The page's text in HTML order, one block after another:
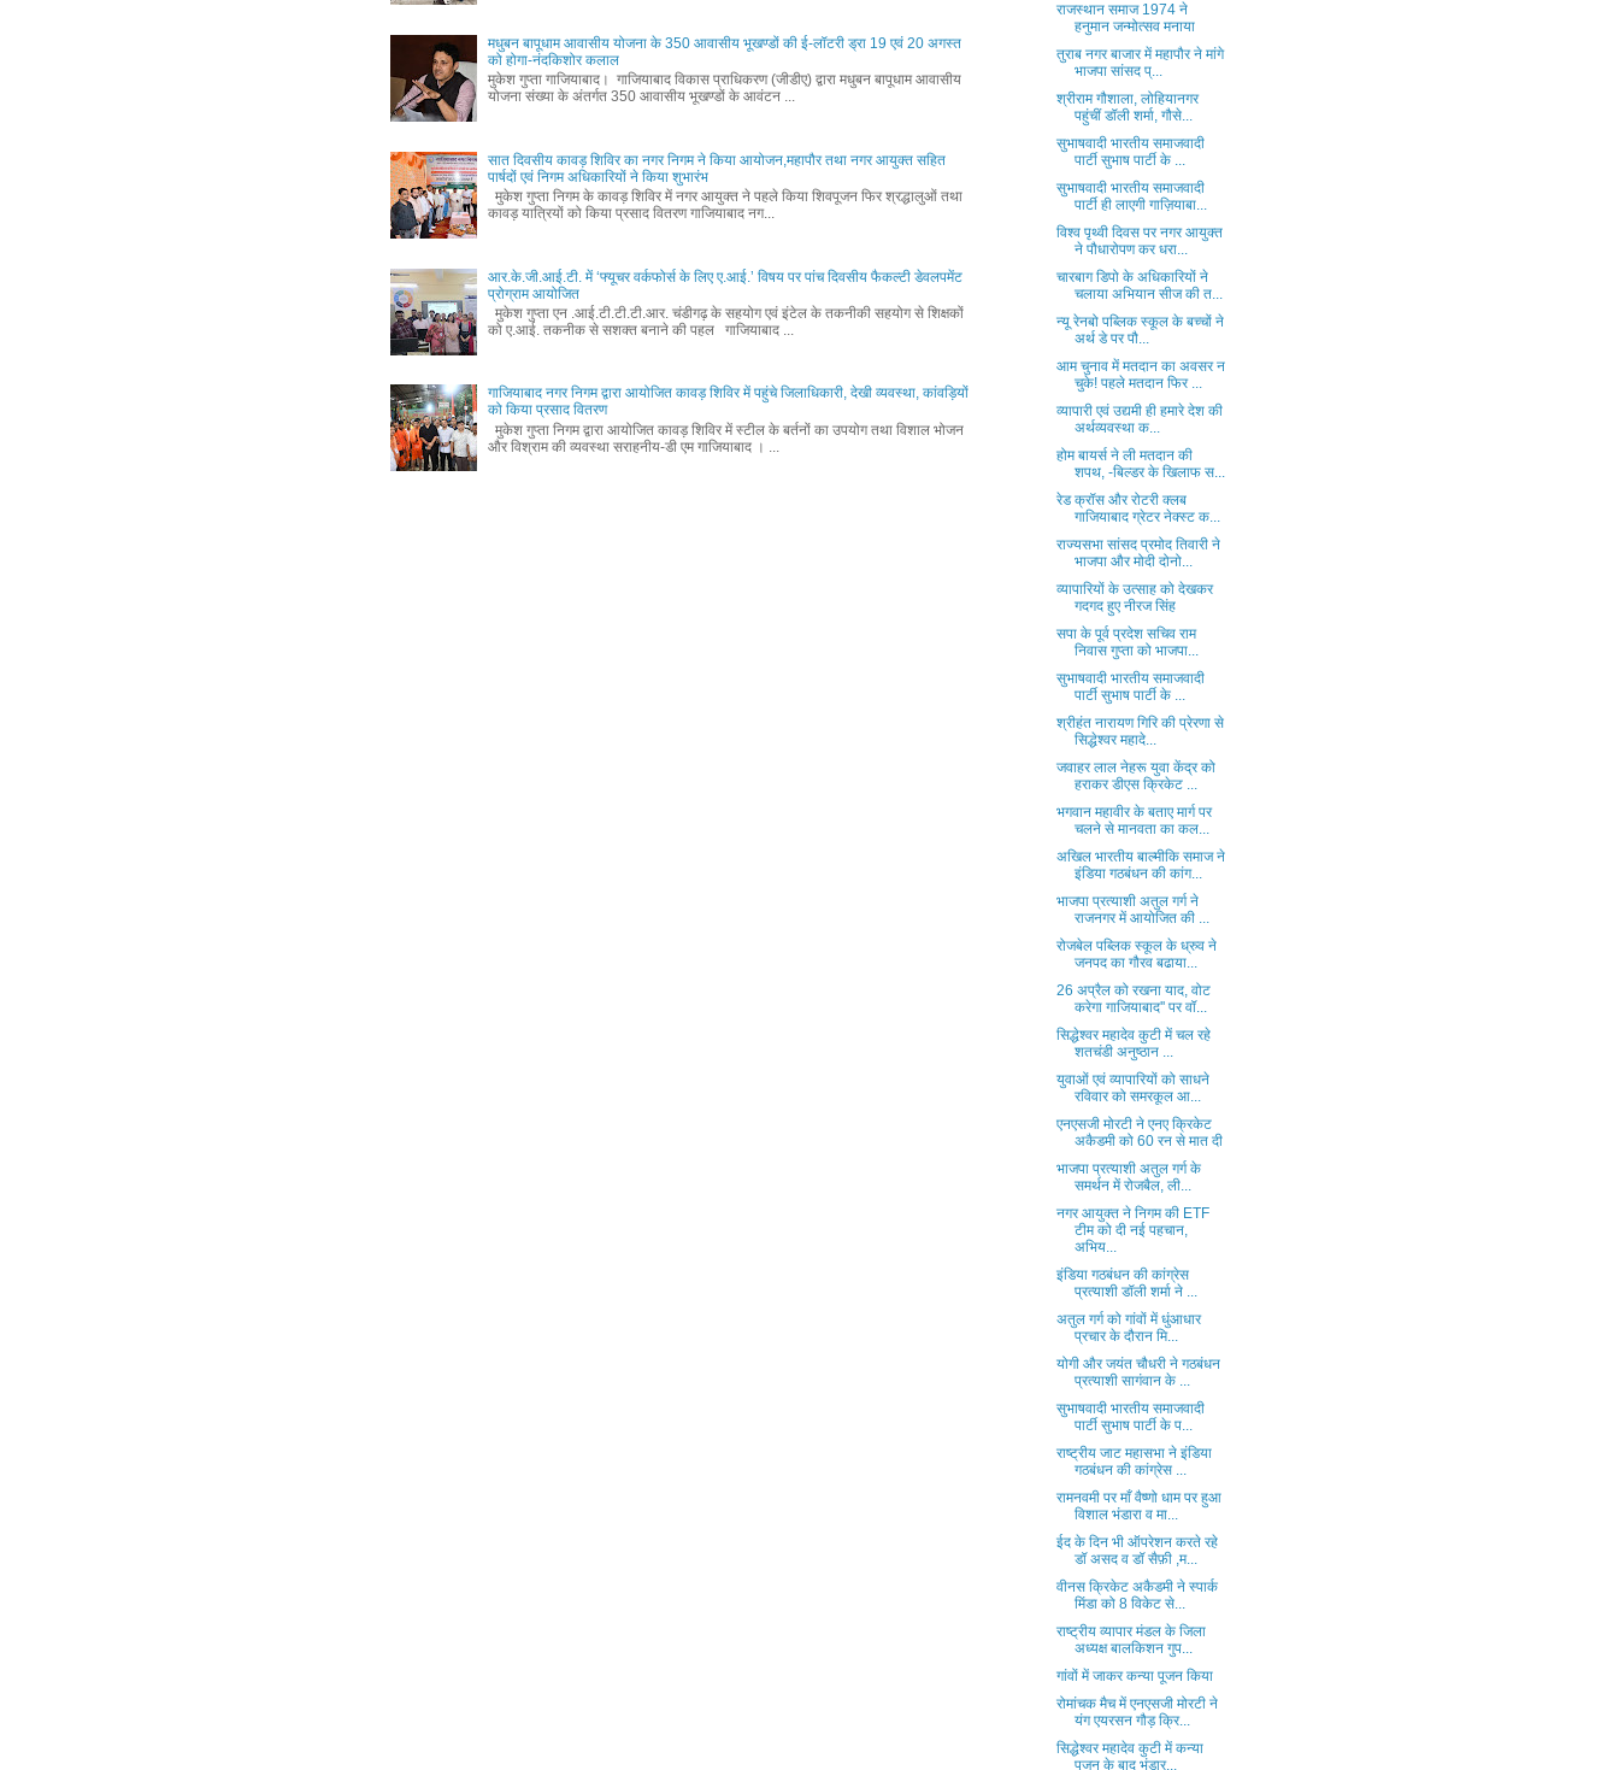
मधुबन बापूधाम आवासीय योजना के 350 आवासीय भूखण्डों की ई-लॉटरी ड्रा 19 एवं 20 अगस्त
को होगा-नंदकिशोर कलाल
मुकेश गुप्ता गाजियाबाद। गाजियाबाद विकास प्राधिकरण (जीडीए) द्वारा मधुबन बापूधाम आवासीय
योजना संख्या के अंतर्गत 350 आवासीय भूखण्डों के आवंटन ...
सात दिवसीय कावड़ शिविर का नगर निगम ने किया आयोजन,महापौर तथा नगर आयुक्त सहित
पार्षदों एवं निगम अधिकारियों ने किया शुभारंभ
मुकेश गुप्ता निगम के कावड़ शिविर में नगर आयुक्त ने पहले किया शिवपूजन फिर श्रद्धालुओं तथा
कावड़ यात्रियों को किया प्रसाद वितरण गाजियाबाद नग...
आर.के.जी.आई.टी. में ‘फ्यूचर वर्कफोर्स के लिए ए.आई.’ विषय पर पांच दिवसीय फैकल्टी डेवलपमेंट
प्रोग्राम आयोजित
मुकेश गुप्ता एन .आई.टी.टी.टी.आर. चंडीगढ़ के सहयोग एवं इंटेल के तकनीकी सहयोग से शिक्षकों
को ए.आई. तकनीक से सशक्त बनाने की पहल गाजियाबाद ...
गाजियाबाद नगर निगम द्वारा आयोजित कावड़ शिविर में पहुंचे जिलाधिकारी, देखी व्यवस्था, कांवड़ियों
को किया प्रसाद वितरण
मुकेश गुप्ता निगम द्वारा आयोजित कावड़ शिविर में स्टील के बर्तनों का उपयोग तथा विशाल भोजन
और विश्राम की व्यवस्था सराहनीय-डी एम गाजियाबाद । ...
राजस्थान समाज 1974 ने
हनुमान जन्मोत्सव मनाया
तुराब नगर बाजार में महापौर ने मांगे
भाजपा सांसद प्...
श्रीराम गौशाला, लोहियानगर
पहुंचीं डॉली शर्मा, गौसे...
सुभाषवादी भारतीय समाजवादी
पार्टी सुभाष पार्टी के ...
सुभाषवादी भारतीय समाजवादी
पार्टी ही लाएगी गाज़ियाबा...
विश्व पृथ्वी दिवस पर नगर आयुक्त
ने पौधारोपण कर धरा...
चारबाग डिपो के अधिकारियों ने
चलाया अभियान सीज की त...
न्यू रेनबो पब्लिक स्कूल के बच्चों ने
अर्थ डे पर पौ...
आम चुनाव में मतदान का अवसर न
चुके! पहले मतदान फिर ...
व्यापारी एवं उद्यमी ही हमारे देश की
अर्थव्यवस्था क...
होम बायर्स ने ली मतदान की
शपथ, -बिल्डर के खिलाफ स...
रेड क्रॉस और रोटरी क्लब
गाजियाबाद ग्रेटर नेक्स्ट क...
राज्यसभा सांसद प्रमोद तिवारी ने
भाजपा और मोदी दोनो...
व्यापारियों के उत्साह को देखकर
गदगद हुए नीरज सिंह
सपा के पूर्व प्रदेश सचिव राम
निवास गुप्ता को भाजपा...
सुभाषवादी भारतीय समाजवादी
पार्टी सुभाष पार्टी के ...
श्रीहंत नारायण गिरि की प्रेरणा से
सिद्धेश्वर महादे...
जवाहर लाल नेहरू युवा केंद्र को
हराकर डीएस क्रिकेट ...
भगवान महावीर के बताए मार्ग पर
चलने से मानवता का कल...
अखिल भारतीय बाल्मीकि समाज ने
इंडिया गठबंधन की कांग...
भाजपा प्रत्याशी अतुल गर्ग ने
राजनगर में आयोजित की ...
रोजबेल पब्लिक स्कूल के ध्रुव ने
जनपद का गौरव बढाया...
26 अप्रैल को रखना याद, वोट
करेगा गाजियाबाद'' पर वॉ...
सिद्धेश्वर महादेव कुटी में चल रहे
शतचंडी अनुष्ठान ...
युवाओं एवं व्यापारियों को साधने
रविवार को समरकूल आ...
एनएसजी मोरटी ने एनए क्रिकेट
अकैडमी को 60 रन से मात दी
भाजपा प्रत्याशी अतुल गर्ग के
समर्थन में रोजबैल, ली...
नगर आयुक्त ने निगम की ETF
टीम को दी नई पहचान,
अभिय...
इंडिया गठबंधन की कांग्रेस
प्रत्याशी डॉली शर्मा ने ...
अतुल गर्ग को गांवों में धुंआधार
प्रचार के दौरान मि...
योगी और जयंत चौधरी ने गठबंधन
प्रत्याशी सागंवान के ...
सुभाषवादी भारतीय समाजवादी
पार्टी सुभाष पार्टी के प...
राष्ट्रीय जाट महासभा ने इंडिया
गठबंधन की कांग्रेस ...
रामनवमी पर माँ वैष्णो धाम पर हुआ
विशाल भंडारा व मा...
ईद के दिन भी ऑपरेशन करते रहे
डॉ असद व डॉ सैफ़ी ,म...
वीनस क्रिकेट अकैडमी ने स्पार्क
मिंडा को 8 विकेट से...
राष्ट्रीय व्यापार मंडल के जिला
अध्यक्ष बालकिशन गुप...
गांवों में जाकर कन्या पूजन किया
रोमांचक मैच में एनएसजी मोरटी ने
यंग एयरसन गौड़ क्रि...
सिद्धेश्वर महादेव कुटी में कन्या
पूजन के बाद भंडार...